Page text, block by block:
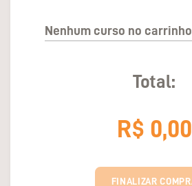
Nenhum curso no carrinho
Total:
R$ 0,00